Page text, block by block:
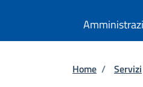
Home / Servizi